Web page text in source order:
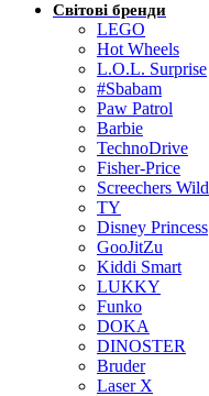
Світові бренди
LEGO
Hot Wheels
L.O.L. Surprise
#Sbabam
Paw Patrol
Barbie
TechnoDrive
Fisher-Price
Screechers Wild
TY
Disney Princess
GooJitZu
Kiddi Smart
LUKKY
Funko
DOKA
DINOSTER
Bruder
Laser X